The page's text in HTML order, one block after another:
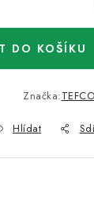
DO KOŠÍKU
Značka:
Hlídat